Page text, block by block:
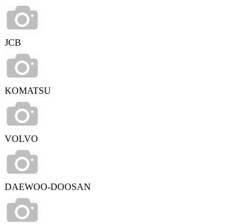
JCB
KOMATSU
VOLVO
DAEWOO-DOOSAN